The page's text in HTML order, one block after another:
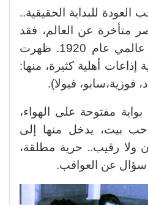
العودة للبداية الحقيقية..
مصر متأخرة عن العالم، فقد
انطلق أول بث إذاعي عالمي عام 1920. ظهرت
إذاعات أهلية كثيرة، منها:
فوزية،سابو، فيولا).
مفتوحة على الهواء،
بيت، يدخل منها إلى
ولا رقيب.. حرية مطلقة،
سؤال عن العواقب.